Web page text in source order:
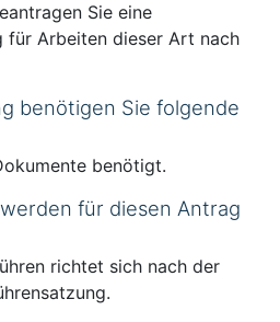
Sie eine
für Arbeiten dieser Art nach
benötigen Sie folgende
benötigt.
für diesen Antrag
richtet sich nach der